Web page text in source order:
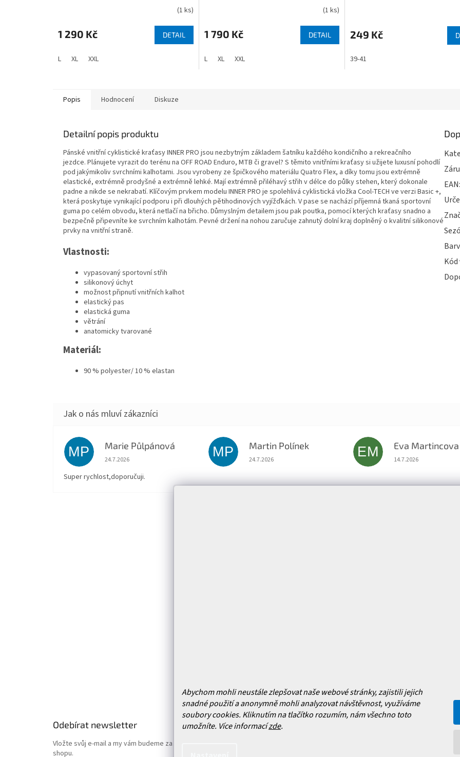
Abychom mohli neustále zlepšovat naše webové stránky, zajistili jejich
snadné použití a anonymně mohli analyzovat návštěvnost, využíváme
soubory cookies. Kliknutím na tlačítko rozumím, nám všechno toto
umožníte. Více informacízde.
(1 ks)
1 290 Kč DETAIL
L XL XXL
(1 ks)
1 790 Kč DETAIL
L XL XXL
249 Kč
39-41
Popis Hodnocení Diskuze
Detailní popis produktu
Pánské vnitřní cyklistické kraťasy INNER PRO jsou nezbytným základem šatníku každého kondičního a rekreačního
jezdce. Plánujete vyrazit do terénu na OFF ROAD Enduro, MTB či gravel? S těmito vnitřními kraťasy si užijete luxusní pohodlí
pod jakýmikoliv svrchními kalhotami. Jsou vyrobeny ze špičkového materiálu Quatro Flex, a díky tomu jsou extrémně
elastické, extrémně prodyšné a extrémně lehké. Mají extrémně přiléhavý střih v délce do půlky stehen, který dokonale
padne a nikde se nekrabatí. Klíčovým prvkem modelu INNER PRO je spolehlivá cyklistická vložka Cool-TECH ve verzi Basic +,
která poskytuje vynikající podporu i při dlouhých pětihodinových vyjížďkách. V pase se nachází příjemná tkaná sportovní
guma po celém obvodu, která netlačí na břicho. Důmyslným detailem jsou pak poutka, pomocí kterých kraťasy snadno a
bezpečně připevníte ke svrchním kalhotám. Pevné držení na nohou zaručuje zahnutý dolní kraj doplněný o kvalitní silikonové
prvky na vnitřní straně.
Vlastnosti:
vypasovaný sportovní střih
silikonový úchyt
možnost připnutí vnitřních kalhot
elastický pas
elastická guma
větrání
anatomicky tvarované
Materiál:
90 % polyester/ 10 % elastan
EAN
MP Marie Půlpánová
Hodnocení obchodu je 5 z 5 hvězdiček.
24.7.2026
Super rychlost,doporučuji.
MP Martin Polínek
Hodnocení obchodu je 5 z 5 hvězdiček.
24.7.2026
EM Eva Martincova
Hodnocení obchodu
14.7.2026
Odebírat newsletter
Vložte svůj e-mail a my vám budeme zasílat informace o nových produktech na našem e-
shopu.